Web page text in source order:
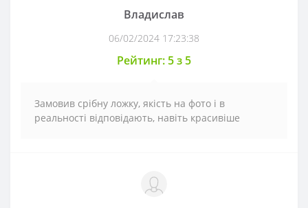
Владислав
06/02/2024 17:23:38
Рейтинг: 5 з 5
Замовив срібну ложку, якість на фото і в
реальності відповідають, навіть красивіше